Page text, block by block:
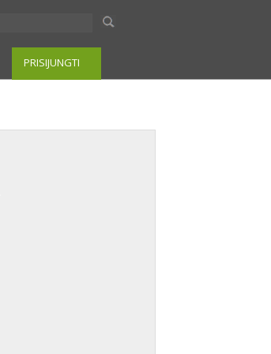
PRISIJUNGTI